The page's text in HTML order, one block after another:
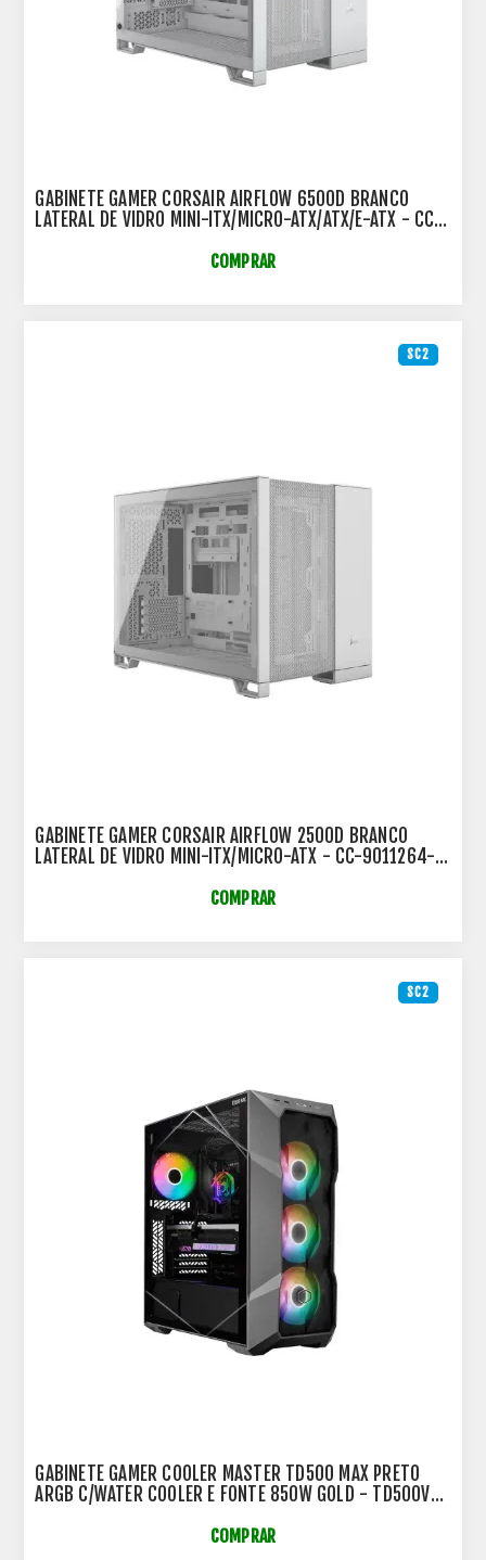
GABINETE GAMER CORSAIR AIRFLOW 6500D BRANCO
LATERAL DE VIDRO MINI-ITX/MICRO-ATX/ATX/E-ATX - CC-
COMPRAR
SC2
GABINETE GAMER CORSAIR AIRFLOW 2500D BRANCO
LATERAL DE VIDRO MINI-ITX/MICRO-ATX - CC-9011264-
COMPRAR
SC2
GABINETE GAMER COOLER MASTER TD500 MAX PRETO
ARGB C/WATER COOLER E FONTE 850W GOLD - TD500V2-
COMPRAR